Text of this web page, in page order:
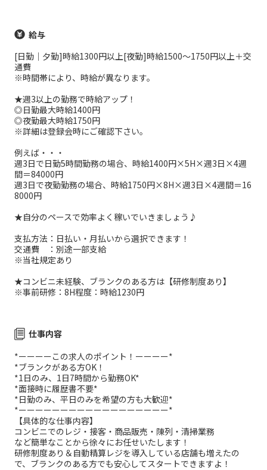
給与
[日勤｜夕勤]時給1300円以上[夜勤]時給1500～1750円以上＋交
通費
※時間帯により、時給が異なります。
★週3以上の勤務で時給アップ！
◎日勤最大時給1400円
◎夜勤最大時給1750円
※詳細は登録会時にご確認下さい。
例えば・・・
週3日で日勤5時間勤務の場合、時給1400円×5H×週3日×4週
間＝84000円
週3日で夜勤勤務の場合、時給1750円×8H×週3日×4週間＝16
8000円
★自分のペースで効率よく稼いでいきましょう♪
支払方法：日払い・月払いから選択できます！
交通費 ：別途一部支給
※当社規定あり
★コンビニ未経験、ブランクのある方は【研修制度あり】
※事前研修：8H程度：時給1230円
仕事内容
*ーーーーこの求人のポイント！ーーーー*
*ブランクがある方OK！
*1日のみ、1日7時間から勤務OK*
*面接時に履歴書不要*
*日勤のみ、平日のみを希望の方も大歓迎*
*ーーーーーーーーーーーーーーーーーー*
【具体的な仕事内容】
コンビニでのレジ・接客・商品販売・陳列・清掃業務
など簡単なことから徐々にお任せいたします！
研修制度あり＆自動精算レジを導入している店舗も増えたの
で、ブランクのある方でも安心してスタートできますよ！